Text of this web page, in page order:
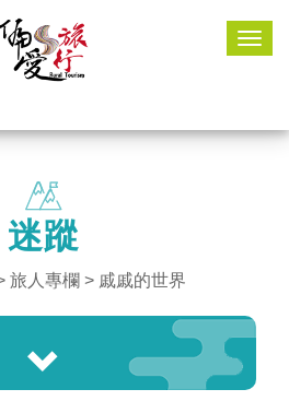
迷蹤
旅人專欄 > 戚戚的世界